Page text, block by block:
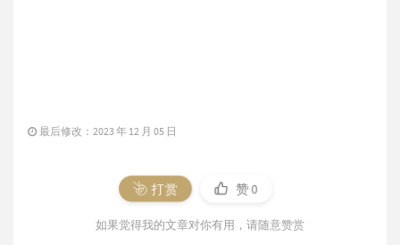
最后修改：2023 年 12 月 05 日
打赏 赞 0
如果觉得我的文章对你有用，请随意赞赏